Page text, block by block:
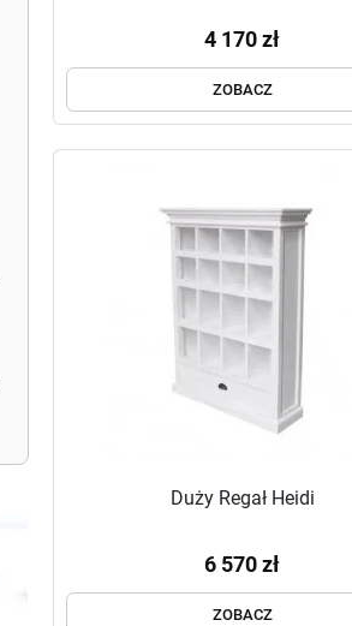
4 170 zł
ZOBACZ
Duży Regał Heidi
6 570 zł
ZOBACZ